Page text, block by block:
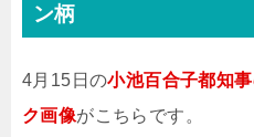
ン柄
4月15日の小池百合子都知
ク画像がこちらです。